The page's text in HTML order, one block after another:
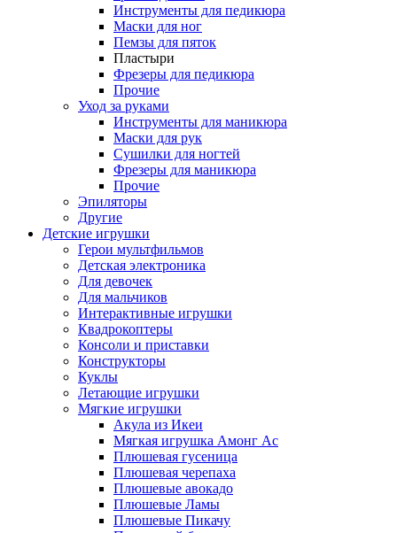
Инструменты для педикюра
Маски для ног
Пемзы для пяток
Пластыри
Фрезеры для педикюра
Прочие
Уход за руками
Инструменты для маникюра
Маски для рук
Сушилки для ногтей
Фрезеры для маникюра
Прочие
Эпиляторы
Другие
Детские игрушки
Герои мультфильмов
Детская электроника
Для девочек
Для мальчиков
Интерактивные игрушки
Квадрокоптеры
Консоли и приставки
Конструкторы
Куклы
Летающие игрушки
Мягкие игрушки
Акула из Икеи
Мягкая игрушка Амонг Ас
Плюшевая гусеница
Плюшевая черепаха
Плюшевые авокадо
Плюшевые Ламы
Плюшевые Пикачу